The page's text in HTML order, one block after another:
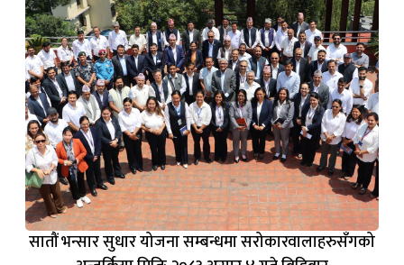
सातौं भन्सार सुधार योजना सम्बन्धमा सरोकारवालाहरुसँगको
अन्तर्क्रिया मितिः २०८३ असार ४ गते बिहिबार
५फोटोहरू